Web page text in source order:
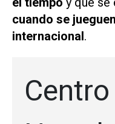
cuando se
internacional.